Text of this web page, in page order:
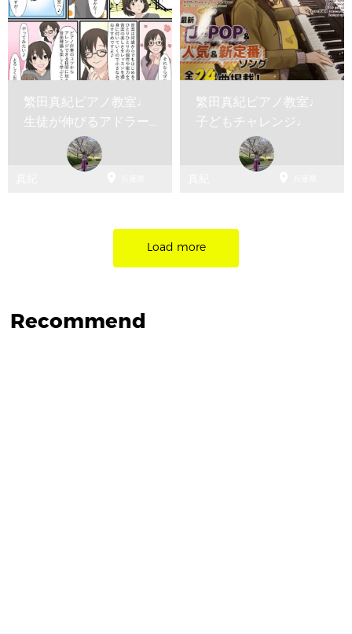
繁田真紀ピアノ教室♩
生徒が伸びるアドラー
ピアノレッスン♩イベ
繁田真紀ピアノ教室♩
子どもチャレンジ♩
Load more
Recommend